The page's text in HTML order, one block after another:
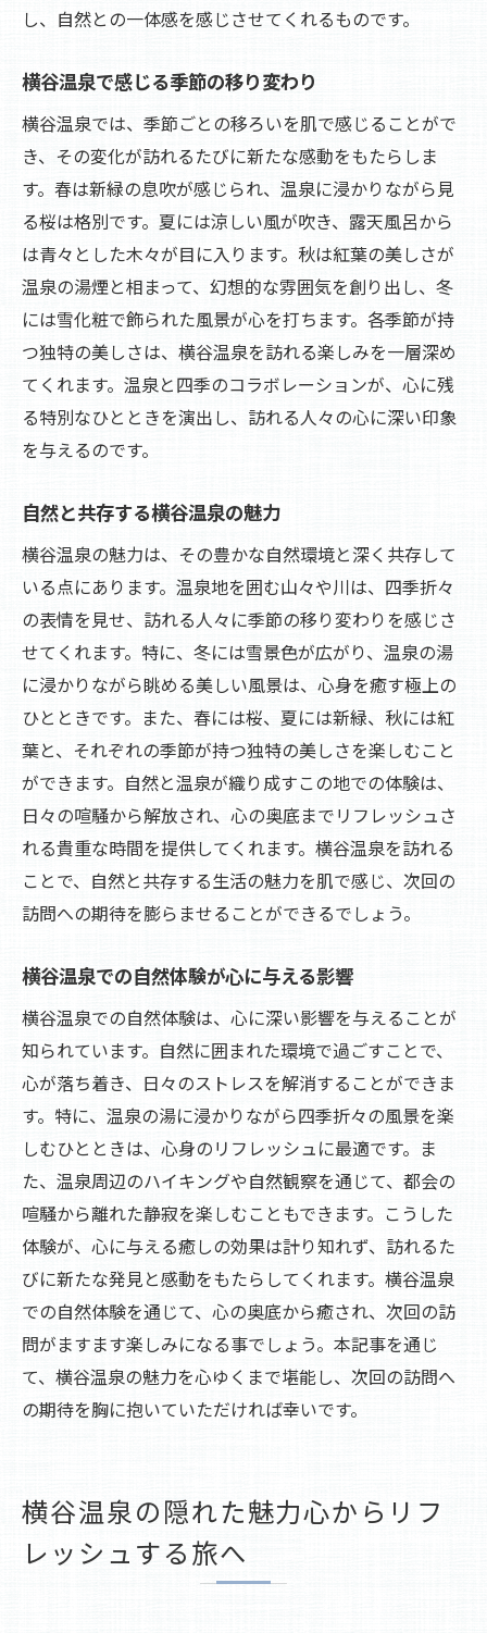
し、自然との一体感を感じさせてくれるものです。
横谷温泉で感じる季節の移り変わり
横谷温泉では、季節ごとの移ろいを肌で感じることがで
き、その変化が訪れるたびに新たな感動をもたらしま
す。春は新緑の息吹が感じられ、温泉に浸かりながら見
る桜は格別です。夏には涼しい風が吹き、露天風呂から
は青々とした木々が目に入ります。秋は紅葉の美しさが
温泉の湯煙と相まって、幻想的な雰囲気を創り出し、冬
には雪化粧で飾られた風景が心を打ちます。各季節が持
つ独特の美しさは、横谷温泉を訪れる楽しみを一層深め
てくれます。温泉と四季のコラボレーションが、心に残
る特別なひとときを演出し、訪れる人々の心に深い印象
を与えるのです。
自然と共存する横谷温泉の魅力
横谷温泉の魅力は、その豊かな自然環境と深く共存して
いる点にあります。温泉地を囲む山々や川は、四季折々
の表情を見せ、訪れる人々に季節の移り変わりを感じさ
せてくれます。特に、冬には雪景色が広がり、温泉の湯
に浸かりながら眺める美しい風景は、心身を癒す極上の
ひとときです。また、春には桜、夏には新緑、秋には紅
葉と、それぞれの季節が持つ独特の美しさを楽しむこと
ができます。自然と温泉が織り成すこの地での体験は、
日々の喧騒から解放され、心の奥底までリフレッシュさ
れる貴重な時間を提供してくれます。横谷温泉を訪れる
ことで、自然と共存する生活の魅力を肌で感じ、次回の
訪問への期待を膨らませることができるでしょう。
横谷温泉での自然体験が心に与える影響
横谷温泉での自然体験は、心に深い影響を与えることが
知られています。自然に囲まれた環境で過ごすことで、
心が落ち着き、日々のストレスを解消することができま
す。特に、温泉の湯に浸かりながら四季折々の風景を楽
しむひとときは、心身のリフレッシュに最適です。ま
た、温泉周辺のハイキングや自然観察を通じて、都会の
喧騒から離れた静寂を楽しむこともできます。こうした
体験が、心に与える癒しの効果は計り知れず、訪れるた
びに新たな発見と感動をもたらしてくれます。横谷温泉
での自然体験を通じて、心の奥底から癒され、次回の訪
問がますます楽しみになる事でしょう。本記事を通じ
て、横谷温泉の魅力を心ゆくまで堪能し、次回の訪問へ
の期待を胸に抱いていただければ幸いです。
横谷温泉の隠れた魅力心からリフ
レッシュする旅へ